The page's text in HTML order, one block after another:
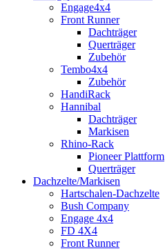
Engage4x4
Front Runner
Dachträger
Querträger
Zubehör
Tembo4x4
Zubehör
HandiRack
Hannibal
Dachträger
Markisen
Rhino-Rack
Pioneer Plattform
Querträger
Dachzelte/Markisen
Hartschalen-Dachzelte
Bush Company
Engage 4x4
FD 4X4
Front Runner